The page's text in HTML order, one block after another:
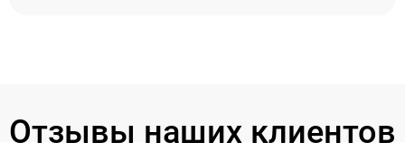
Отзывы наших клиентов